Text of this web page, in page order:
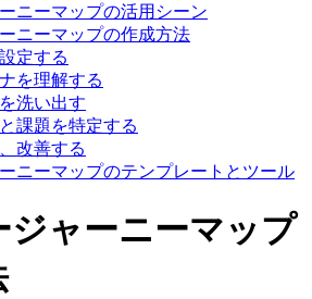
ニーマップの活用シーン
ニーマップの作成方法
定する
を理解する
洗い出す
課題を特定する
改善する
ニーマップのテンプレートとツール
ジャーニーマップ